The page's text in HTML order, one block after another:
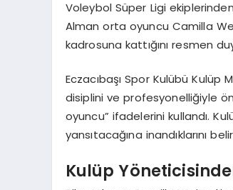
Voleybol Süper Ligi
Alman orta oyuncu Camilla
kadrosuna kattığını resmen
Eczacıbaşı Spor Kulübü Kulüp
disiplini ve profesyonelliğiyle
oyuncu” ifadelerini kullandı.
yansıtacağına inandıklarını
Kulüp